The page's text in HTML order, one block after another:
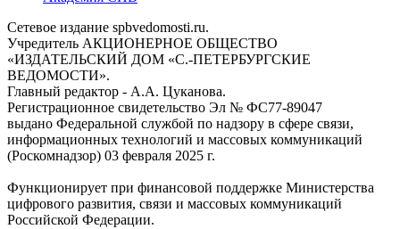
Сетевое издание spbvedomosti.ru.
Учредитель АКЦИОНЕРНОЕ ОБЩЕСТВО
«ИЗДАТЕЛЬСКИЙ ДОМ «С.-ПЕТЕРБУРГСКИЕ
ВЕДОМОСТИ».
Главный редактор - А.А. Цуканова.
Регистрационное свидетельство Эл № ФС77-89047
выдано Федеральной службой по надзору в сфере связи,
информационных технологий и массовых коммуникаций
(Роскомнадзор) 03 февраля 2025 г.
Функционирует при финансовой поддержке Министерства
цифрового развития, связи и массовых коммуникаций
Российской Федерации.